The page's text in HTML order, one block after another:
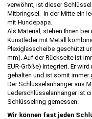
verwöhnt, ist dieser
Mitbringsel. In der Mitte ein
mit Hundepapa.
Als Material, stehen Ihnen
Kunstleder mit Metall
Plexiglasscheibe geschützt
mm). Auf der Rückseite ist
EUR-Größe) integriert. Er
gehalten und ist somit immer
Der Schlüsselanhänger aus
Lederschlüsselanhänger ist
Schlüsselring gemessen.
Wir können fast jeden